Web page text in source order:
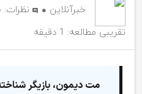
خبرآنلاین نظرات:
تقریبی مطالعه: 1 دقیقه
مت دیمون، بازیگر